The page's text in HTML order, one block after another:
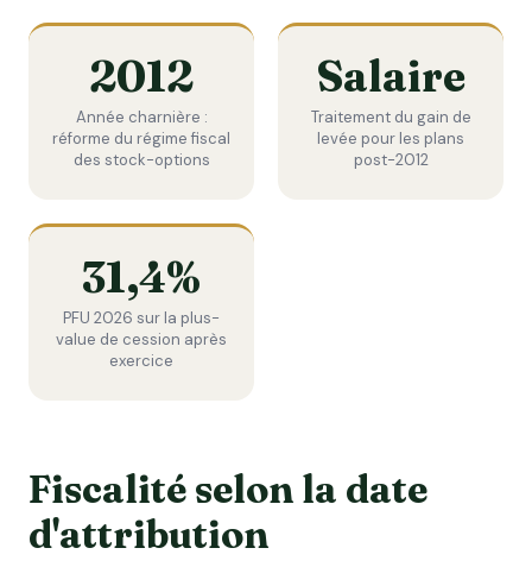
2012
Année charnière :
réforme du régime fiscal
des stock-options
Salaire
Traitement du gain de
levée pour les plans
post-2012
31,4%
PFU 2026 sur la plus-
value de cession après
exercice
Fiscalité selon la date
d'attribution